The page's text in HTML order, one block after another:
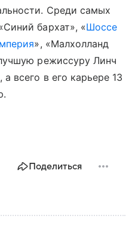
Среди самых
бархат», «Шоссе
», «Малхолланд
режиссуру Линч
всего в его карьере 13
Поделиться